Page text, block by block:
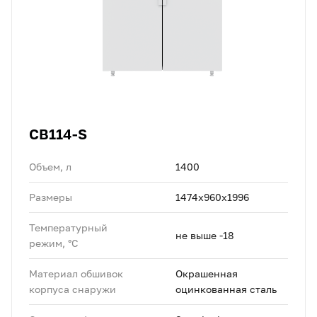
CB114-S
Объем, л 1400
Размеры 1474x960x1996
Температурный
режим, °C
не выше -18
Материал обшивок
корпуса снаружи
Окрашенная
оцинкованная сталь